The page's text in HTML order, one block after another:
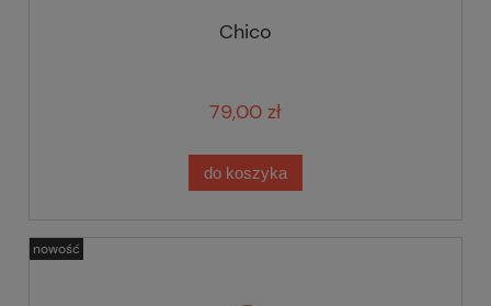
Chico
79,00 zł
do koszyka
nowość